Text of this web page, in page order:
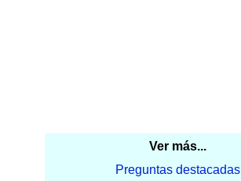
Ver más...
Preguntas destacadas